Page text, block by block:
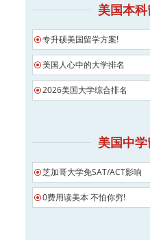
美国本
专升硕美国留学方案!
美国人心中的大学排名
2026美国大学综合排名
美国中
芝加哥大学免SAT/ACT影响
0费用读美本 不怕你穷!